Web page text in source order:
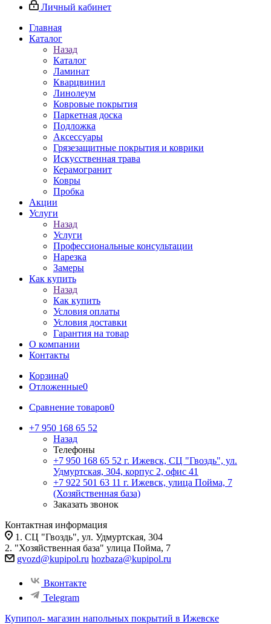
Личный кабинет
Главная
Каталог
Назад
Каталог
Ламинат
Кварцвинил
Линолеум
Ковровые покрытия
Паркетная доска
Подложка
Аксессуары
Грязезащитные покрытия и коврики
Искусственная трава
Керамогранит
Ковры
Пробка
Акции
Услуги
Назад
Услуги
Профессиональные консультации
Нарезка
Замеры
Как купить
Назад
Как купить
Условия оплаты
Условия доставки
Гарантия на товар
О компании
Контакты
Корзина0
Отложенные0
Сравнение товаров0
+7 950 168 65 52
Назад
Телефоны
+7 950 168 65 52 г. Ижевск, СЦ "Гвоздь", ул.
Удмуртская, 304, корпус 2, офис 41
+7 922 501 63 11 г. Ижевск, улица Пойма, 7
(Хозяйственная база)
Заказать звонок
Контактная информация
1. СЦ "Гвоздь", ул. Удмуртская, 304
2. "Хозяйственная база" улица Пойма, 7
gvozd@kupipol.ru hozbaza@kupipol.ru
Вконтакте
Telegram
Купипол- магазин напольных покрытий в Ижевске